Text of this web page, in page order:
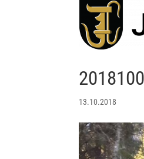
13.10.2018